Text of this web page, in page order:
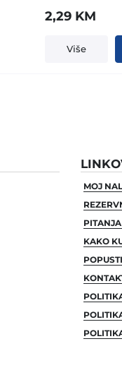
2,29 KM
Više
MOJ
KAKO
POPUSTI